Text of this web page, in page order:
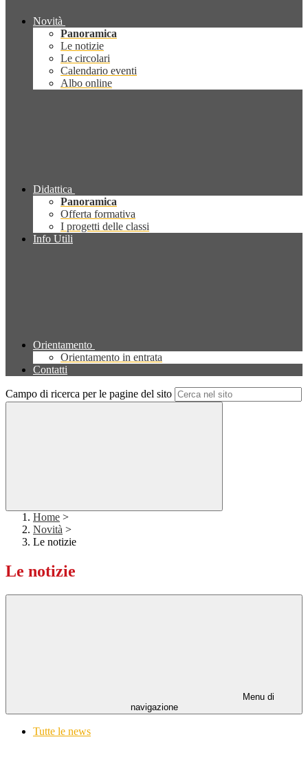
Novità
Panoramica
Le notizie
Le circolari
Calendario eventi
Albo online
Didattica
Panoramica
Offerta formativa
I progetti delle classi
Info Utili
Orientamento
Orientamento in entrata
Contatti
Campo di ricerca per le pagine del sito
Home >
Novità >
Le notizie
Le notizie
Menu di
navigazione
Tutte le news